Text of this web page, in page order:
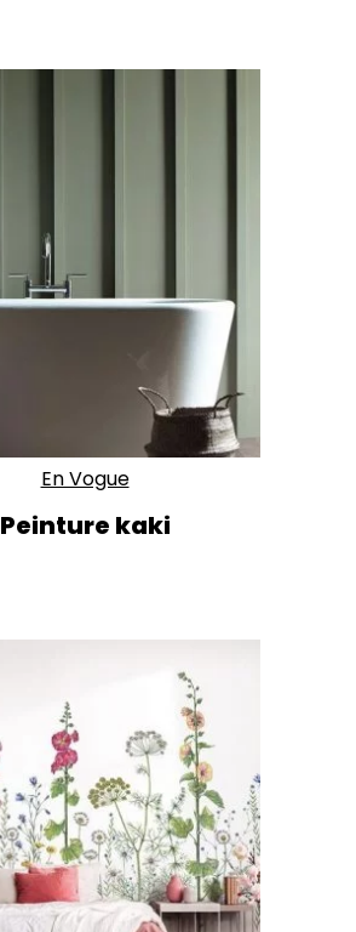
En Vogue
Peinture kaki